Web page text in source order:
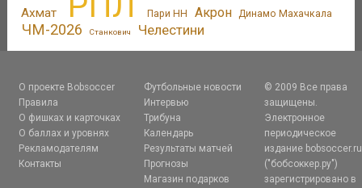
Ахмат Пари НН Акрон Динамо Махачкала
ЧМ-2026 Станкович Челестини
О проекте Bobsoccer
Правила
О фишках и карточках
О баллах и уровнях
Рекламодателям
Контакты
Футбольные новости
Интервью
Трибуна
Календарь
Результаты матчей
Прогнозы
Магазин подарков
© 2009 Все права
защищены.
Электронное
периодическое
издание bobsoccer.ru
("бобсоккер.ру")
зарегистрировано в